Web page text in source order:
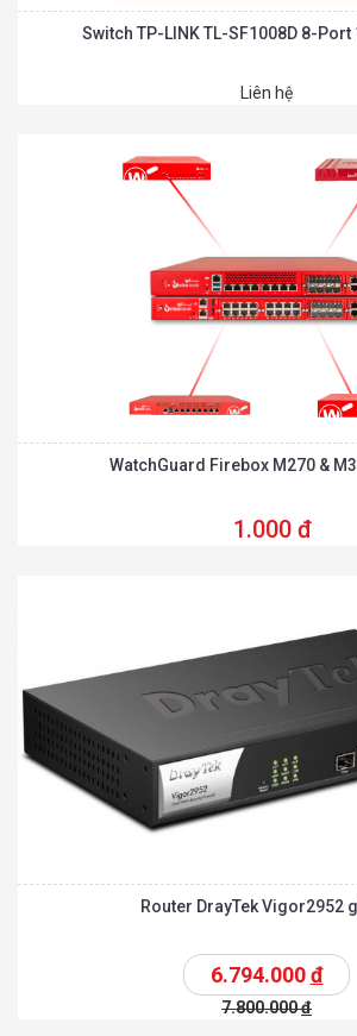
Switch TP-LINK TL-SF1008D 8-
Liên hệ
WatchGuard Firebox M270 &
1.000 đ
Router DrayTek Vigor2952
6.794.000đ
7.800.000đ